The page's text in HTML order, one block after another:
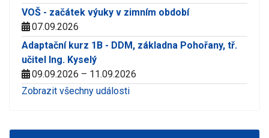
VOŠ - začátek výuky v zimním období
07.09.2026
Adaptační kurz 1B - DDM, základna Pohořany, tř.
učitel Ing. Kyselý
09.09.2026 – 11.09.2026
Zobrazit všechny události